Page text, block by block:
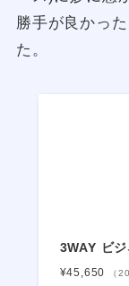
勝手が良かっ
た。
3WAY ビ
¥45,650 （